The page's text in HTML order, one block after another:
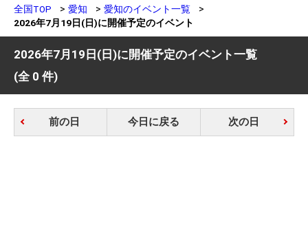
全国TOP 愛知
愛知のイベント一覧
2026年7月19日(日)に開催予定のイベント
2026年7月19日(日)に開催予定のイベント一覧
(全 0 件)
前の日 今日に戻る 次の日